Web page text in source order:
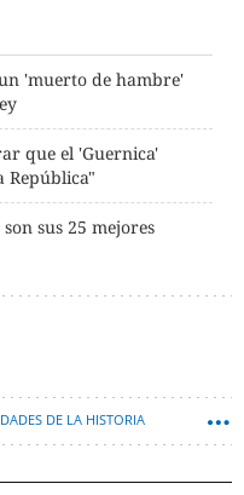
un 'muerto de hambre'
que el 'Guernica'
República"
sus 25 mejores
DE LA HISTORIA